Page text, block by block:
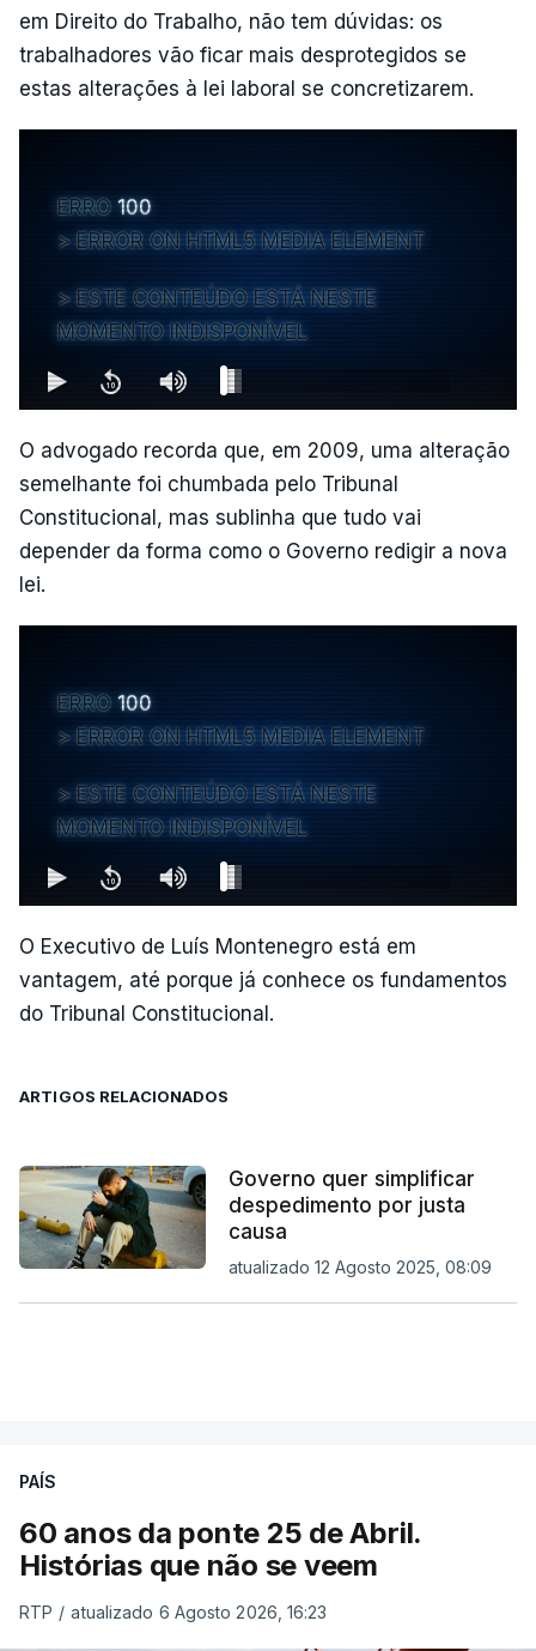
em Direito do Trabalho, não tem dúvidas: os
trabalhadores vão ficar mais desprotegidos se
estas alterações à lei laboral se concretizarem.
ERRO 100
ERROR ON HTML5 MEDIA ELEMENT
ESTE CONTEÚDO ESTÁ NESTE
MOMENTO INDISPONÍVEL
O advogado recorda que, em 2009, uma alteração
semelhante foi chumbada pelo Tribunal
Constitucional, mas sublinha que tudo vai
depender da forma como o Governo redigir a nova
lei.
ERRO 100
ERROR ON HTML5 MEDIA ELEMENT
ESTE CONTEÚDO ESTÁ NESTE
MOMENTO INDISPONÍVEL
O Executivo de Luís Montenegro está em
vantagem, até porque já conhece os fundamentos
do Tribunal Constitucional.
ARTIGOS RELACIONADOS
Governo quer simplificar
despedimento por justa
causa
atualizado 12 Agosto 2025, 08:09
PAÍS
60 anos da ponte 25 de Abril.
Histórias que não se veem
RTP / atualizado 6 Agosto 2026, 16:23